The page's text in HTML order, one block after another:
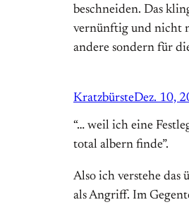
beschneiden. Das
vernünftig und nicht
andere sondern für
KratzbürsteDez. 10,
“… weil ich eine
total albern finde”.
Also ich verstehe das
als Angriff. Im